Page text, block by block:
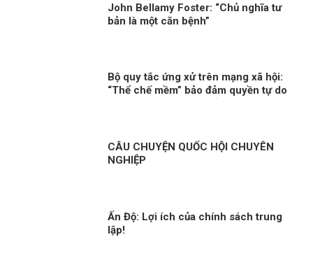
John Bellamy Foster: “Chủ nghĩa tư
bản là một căn bệnh”
Bộ quy tắc ứng xử trên mạng xã hội:
“Thể chế mềm” bảo đảm quyền tự do
CÂU CHUYỆN QUỐC HỘI CHUYÊN
NGHIỆP
Ấn Độ: Lợi ích của chính sách trung
lập!